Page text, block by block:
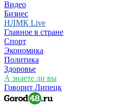
Видео
Бизнес
НЛМК Live
Главное в стране
Спорт
Экономика
Политика
Здоровье
А знаете ли вы
Говорит Липецк